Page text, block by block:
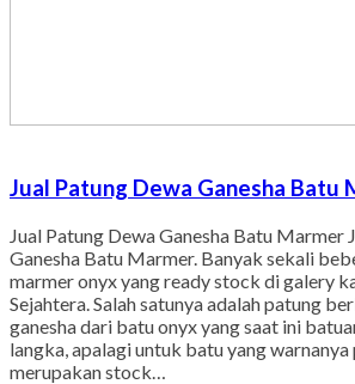
Jual Patung Dewa Ganesha Batu
Jual Patung Dewa Ganesha Batu Marmer
Ganesha Batu Marmer. Banyak sekali
marmer onyx yang ready stock di galery
Sejahtera. Salah satunya adalah patung
ganesha dari batu onyx yang saat ini
langka, apalagi untuk batu yang
merupakan stock…